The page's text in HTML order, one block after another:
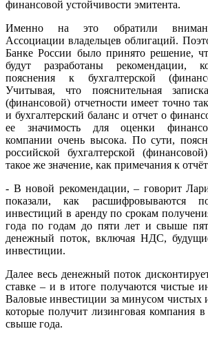
финансовой устойчивости эмитента.
Именно на это обратили
Ассоциации владельцев облигаций.
Банке России было принято решение,
будут разработаны рекомендации,
пояснения к бухгалтерской
Учитывая, что пояснительная
(финансовой) отчетности имеет точно
и бухгалтерский баланс и отчет о
ее значимость для оценки
компании очень высока. По сути,
российской бухгалтерской
такое же значение, как примечания к
- В новой рекомендации, – говорит
показали, как расшифровываются
инвестиций в аренду по срокам
года по годам до пяти лет и свыше
денежный поток, включая НДС,
инвестиции.
Далее весь денежный поток
ставке – и в итоге получаются чистые
Валовые инвестиции за минусом чистых
которые получит лизинговая компания
свыше года.